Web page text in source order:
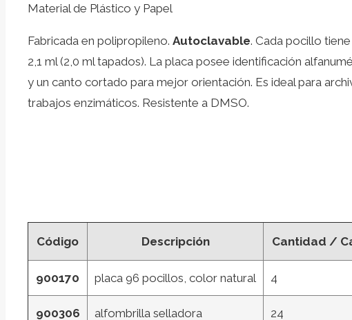
Material de Plástico y Papel
Fabricada en polipropileno. Autoclavable. Cada pocillo
2,1 ml (2,0 ml tapados). La placa posee identificación
y un canto cortado para mejor orientación. Es ideal para
trabajos enzimáticos. Resistente a DMSO.
Código Descripción Cantidad /
900170 placa 96 pocillos, color natural 4
900306 alfombrilla selladora 24